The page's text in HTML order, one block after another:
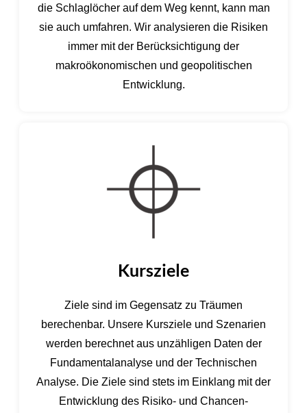
die Schlaglöcher auf dem Weg kennt, kann man
sie auch umfahren. Wir analysieren die Risiken
immer mit der Berücksichtigung der
makroökonomischen und geopolitischen
Entwicklung.
Kursziele
Ziele sind im Gegensatz zu Träumen
berechenbar. Unsere Kursziele und Szenarien
werden berechnet aus unzähligen Daten der
Fundamentalanalyse und der Technischen
Analyse. Die Ziele sind stets im Einklang mit der
Entwicklung des Risiko- und Chancen-